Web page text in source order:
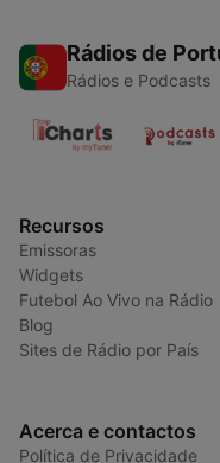
Rádios de
Rádios e Podcasts
Recursos
Emissoras
Widgets
Futebol Ao Vivo na Rádio
Blog
Sites de Rádio por País
Acerca e contactos
Política de Privacidade